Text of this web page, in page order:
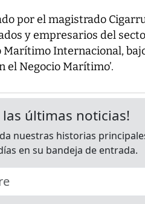
por el magistrado
y empresarios del
Marítimo Internacional,
el Negocio Marítimo’.